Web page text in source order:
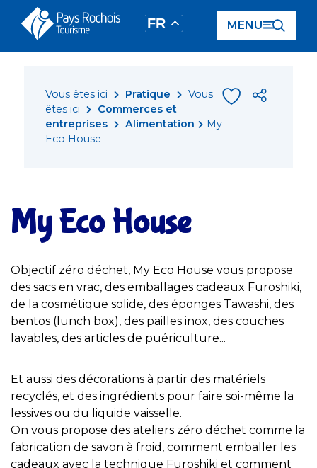
FR MENU
Vous êtes ici Pratique
Vous
êtes ici
Commerces et
entreprises
Alimentation
My
Eco House
My Eco House
Objectif zéro déchet, My Eco House vous propose
des sacs en vrac, des emballages cadeaux Furoshiki,
de la cosmétique solide, des éponges Tawashi, des
bentos (lunch box), des pailles inox, des couches
lavables, des articles de puériculture...
Et aussi des décorations à partir des matériels
recyclés, et des ingrédients pour faire soi-même la
lessives ou du liquide vaisselle.
On vous propose des ateliers zéro déchet comme la
fabrication de savon à froid, comment emballer les
cadeaux avec la technique Furoshiki et comment
Panneau de gestion des cookies